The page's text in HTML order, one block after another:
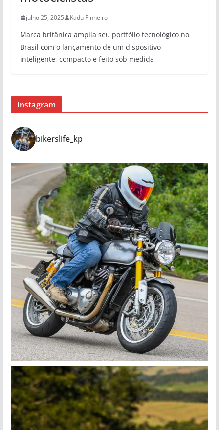
julho 25, 2025 Kadu Pinheiro
Marca britânica amplia seu portfólio tecnológico no
Brasil com o lançamento de um dispositivo
inteligente, compacto e feito sob medida
Instagram
bikerslife_kp